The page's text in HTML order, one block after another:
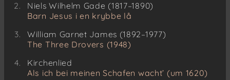
Niels Wilhelm Gade (1817–1890)
Barn Jesus i en krybbe lå
William Garnet James (1892–1977)
The Three Drovers (1948)
Kirchenlied
Als ich bei meinen Schafen wacht’ (um 1620)